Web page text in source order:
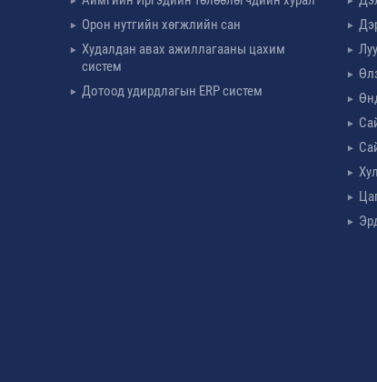
Орон нутгийн хөгжлийн сан
Худалдан авах ажиллагааны цахим
систем
Дотоод удирдлагын ERP систем